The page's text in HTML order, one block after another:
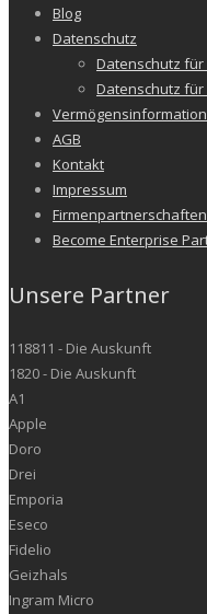
Blog
Datenschutz
Datenschutz für
Datenschutz
AGB
Kontakt
Impressum
Firmenpartnerschaften
Become Enterprise
Unsere Partner
118811 - Die Auskunft
1820 - Die Auskunft
A1
Apple
Doro
Drei
Emporia
Eseco
Fidelio
Geizhals
Ingram Micro